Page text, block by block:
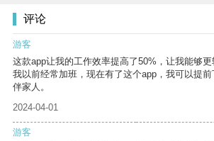
评论
游客
这款app让我的工作效率提高了50%，让我能够更
我以前经常加班，现在有了这个app，我可以提
伴家人。
2024-04-01
游客